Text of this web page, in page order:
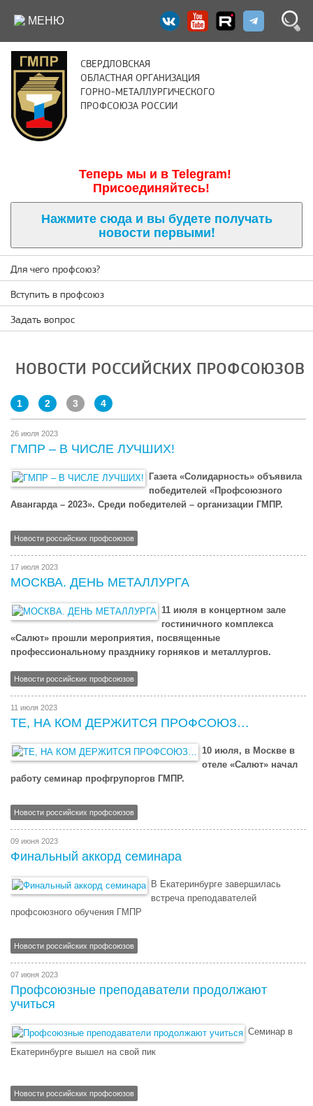
МЕНЮ
СВЕРДЛОВСКАЯ
ОБЛАСТНАЯ ОРГАНИЗАЦИЯ
ГОРНО-МЕТАЛЛУРГИЧЕСКОГО
ПРОФСОЮЗА РОССИИ
Теперь мы и в Telegram!
Присоединяйтесь!
Нажмите сюда и вы будете получать
новости первыми!
Для чего профсоюз?
Вступить в профсоюз
Задать вопрос
НОВОСТИ РОССИЙСКИХ ПРОФСОЮЗОВ
1 2 3 4
26 июля 2023
ГМПР – В ЧИСЛЕ ЛУЧШИХ!
Газета «Солидарность» объявила
победителей «Профсоюзного
Авангарда – 2023». Среди победителей – организации ГМПР.
Новости российских профсоюзов
17 июля 2023
МОСКВА. ДЕНЬ МЕТАЛЛУРГА
11 июля в концертном зале
гостиничного комплекса
«Салют» прошли мероприятия, посвященные
профессиональному празднику горняков и металлургов.
Новости российских профсоюзов
11 июля 2023
ТЕ, НА КОМ ДЕРЖИТСЯ ПРОФСОЮЗ…
10 июля, в Москве в
отеле «Салют» начал
работу семинар профгрупоргов ГМПР.
Новости российских профсоюзов
09 июня 2023
Финальный аккорд семинара
В Екатеринбурге завершилась
встреча преподавателей
профсоюзного обучения ГМПР
Новости российских профсоюзов
07 июня 2023
Профсоюзные преподаватели продолжают
учиться
Семинар в
Екатеринбурге вышел на свой пик
Новости российских профсоюзов